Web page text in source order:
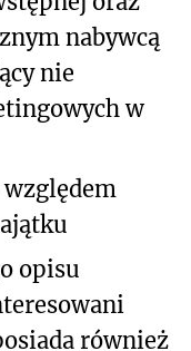
nabywcą
nie
w
względem
opisu
również